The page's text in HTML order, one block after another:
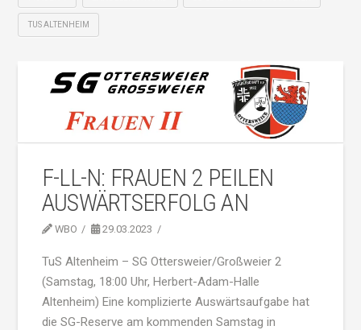
TUS ALTENHEIM
F-LL-N: FRAUEN 2 PEILEN
AUSWÄRTSERFOLG AN
WBO 29.03.2023
TuS Altenheim – SG Ottersweier/Großweier 2
(Samstag, 18:00 Uhr, Herbert-Adam-Halle
Altenheim) Eine komplizierte Auswärtsaufgabe hat
die SG-Reserve am kommenden Samstag in